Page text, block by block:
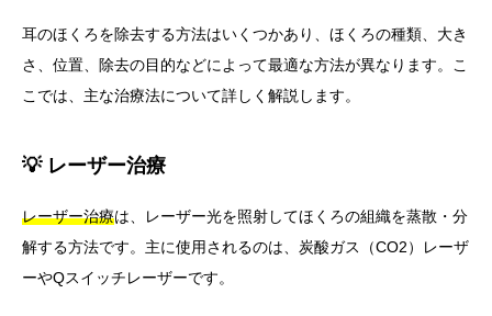
耳のほくろを除去する方法はいくつかあり、ほくろの種類、大き
さ、位置、除去の目的などによって最適な方法が異なります。こ
こでは、主な治療法について詳しく解説します。
💡 レーザー治療
レーザー治療は、レーザー光を照射してほくろの組織を蒸散・分
解する方法です。主に使用されるのは、炭酸ガス（CO2）レーザ
ーやQスイッチレーザーです。